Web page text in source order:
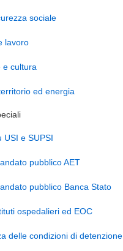
sociale
lavoro
e cultura
ed energia
USI e SUPSI
pubblico AET
pubblico Banca Stato
ospedalieri ed EOC
delle condizioni di detenzione